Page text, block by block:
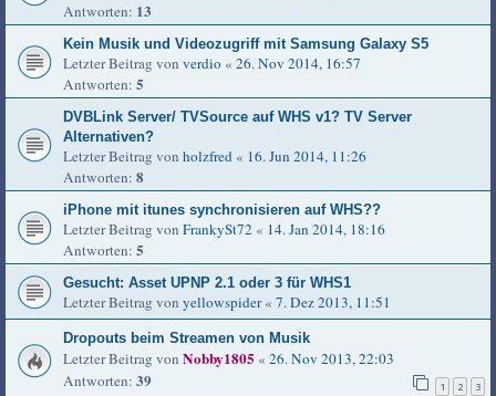
Antworten: 13
Kein Musik und Videozugriff mit Samsung Galaxy S5
Letzter Beitrag von verdio « 26. Nov 2014, 16:57
Antworten: 5
DVBLink Server/ TVSource auf WHS v1? TV Server
Alternativen?
Letzter Beitrag von holzfred « 16. Jun 2014, 11:26
Antworten: 8
iPhone mit itunes synchronisieren auf WHS??
Letzter Beitrag von FrankySt72 « 14. Jan 2014, 18:16
Antworten: 5
Gesucht: Asset UPNP 2.1 oder 3 für WHS1
Letzter Beitrag von yellowspider« 7. Dez 2013, 11:51
Dropouts beim Streamen von Musik
Letzter Beitrag von Nobby1805 « 26. Nov 2013, 22:03
Antworten: 39 1 2 3